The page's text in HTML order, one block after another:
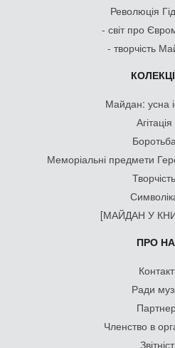
Революція
- світ про
- творчість
Майдан: усна
Агітація
Меморіальні предмети
Творчість
[МАЙДАН У
ПРО
Ради
Членство в